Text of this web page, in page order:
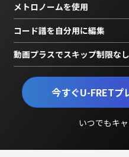
今すぐU-FRETプ
いつでもキ
メトロノームを使用
コード譜を自分用に編集
動画プラスでスキップ制限なし